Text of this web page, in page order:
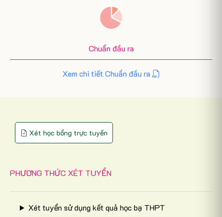
Chuẩn đầu ra
Xem chi tiết Chuẩn đầu ra
Xét học bổng trực tuyến
PHƯƠNG THỨC XÉT TUYỂN
Xét tuyển sử dụng kết quả học bạ THPT